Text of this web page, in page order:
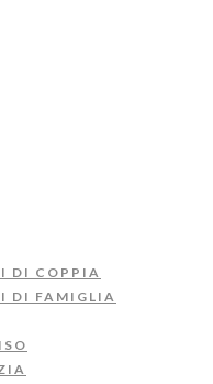
DI COPPIA
DI FAMIGLIA